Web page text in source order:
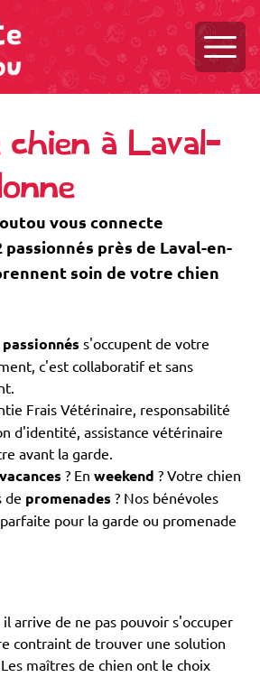
chien à Laval-
vous connecte
près de Laval-en-
soin de votre chien
s'occupent de votre
c'est collaboratif et sans
Frais Vétérinaire, responsabilité
d'identité, assistance vétérinaire
avant la garde.
vacances ? En weekend ? Votre chien
de promenades ? Nos bénévoles
pour la garde ou promenade
arrive de ne pas pouvoir s'occuper
contraint de trouver une solution
maîtres de chien ont le choix